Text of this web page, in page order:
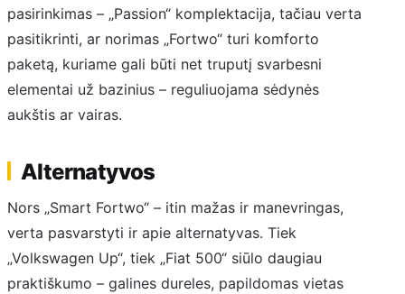
pasirinkimas – „Passion“ komplektacija, tačiau verta
pasitikrinti, ar norimas „Fortwo“ turi komforto
paketą, kuriame gali būti net truputį svarbesni
elementai už bazinius – reguliuojama sėdynės
aukštis ar vairas.
Alternatyvos
Nors „Smart Fortwo“ – itin mažas ir manevringas,
verta pasvarstyti ir apie alternatyvas. Tiek
„Volkswagen Up“, tiek „Fiat 500“ siūlo daugiau
praktiškumo – galines dureles, papildomas vietas